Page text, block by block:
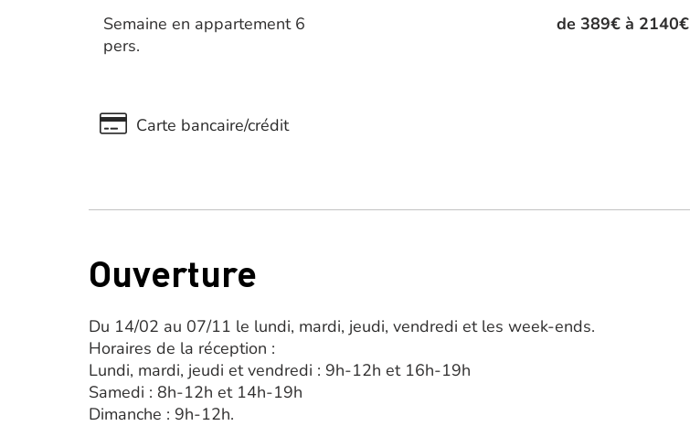
Semaine en appartement 6
pers.
de 389€ à 2140€
Carte bancaire/crédit
Ouverture
Du 14/02 au 07/11 le lundi, mardi, jeudi, vendredi et les week-ends.
Horaires de la réception :
Lundi, mardi, jeudi et vendredi : 9h-12h et 16h-19h
Samedi : 8h-12h et 14h-19h
Dimanche : 9h-12h.